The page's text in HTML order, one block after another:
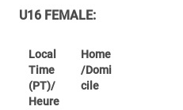
U16 FEMALE:
Local
Time
(PT)/
Heure
Home
/Domi
cile